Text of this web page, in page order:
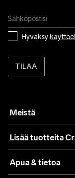
Hyväksy
TILAA
Meistä
Lisää tuotteita
Yhteistyöt
Apua & tietoa